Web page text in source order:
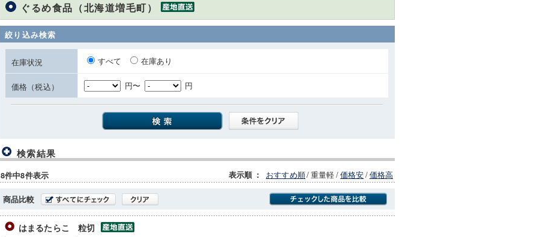
ぐるめ食品（北海道増毛町）
絞り込み検索
在庫状況 すべて 在庫あり
価格（税込） 円〜 円
検索結果
8件中8件表示 表示順 ： おすすめ順/重量軽/価格安/価格高
商品比較
はまるたらこ 粒切